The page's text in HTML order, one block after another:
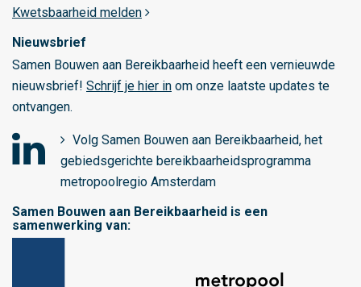
Kwetsbaarheid melden
Nieuwsbrief
Samen Bouwen aan Bereikbaarheid heeft een vernieuwde
nieuwsbrief! Schrijf je hier in om onze laatste updates te
ontvangen.
Volg Samen Bouwen aan Bereikbaarheid, het
gebiedsgerichte bereikbaarheidsprogramma
metropoolregio Amsterdamo
Samen Bouwen aan Bereikbaarheid is een
samenwerking van: